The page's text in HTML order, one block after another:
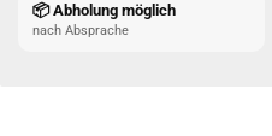
📦 Abholung möglich
nach Absprache